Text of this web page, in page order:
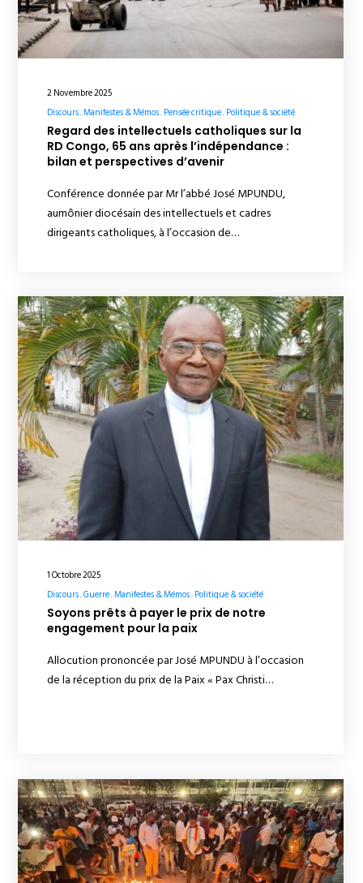
2 Novembre 2025
Discours Manifestes & Mémos Pensée critique Politique & société
Regard des intellectuels catholiques sur la
RD Congo, 65 ans après l’indépendance :
bilan et perspectives d’avenir
Conférence donnée par Mr l’abbé José MPUNDU,
aumônier diocésain des intellectuels et cadres
dirigeants catholiques, à l’occasion de…
1 Octobre 2025
Discours Guerre Manifestes & Mémos Politique & société
Soyons prêts à payer le prix de notre
engagement pour la paix
Allocution prononcée par José MPUNDU à l’occasion
de la réception du prix de la Paix « Pax Christi…